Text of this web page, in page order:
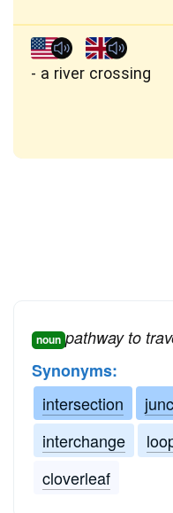
a river crossing
noun pathway to
Synonyms:
intersection
interchange
cloverleaf